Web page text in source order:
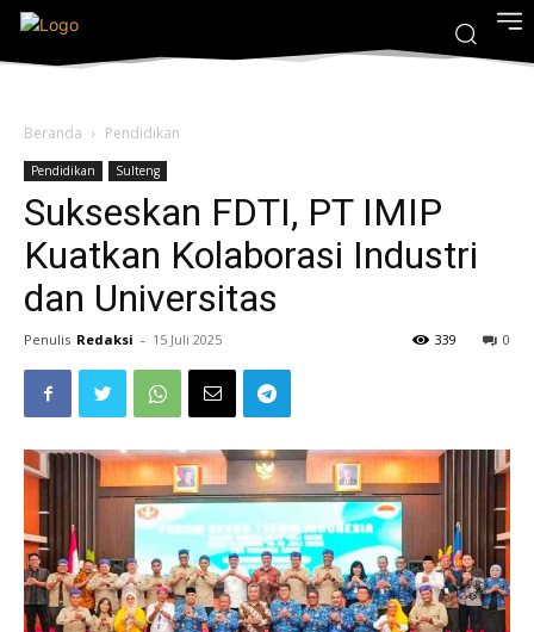
Beranda Pendidikan
Pendidikan Sulteng
Sukseskan FDTI, PT IMIP
Kuatkan Kolaborasi Industri
dan Universitas
Penulis Redaksi - 15 Juli 2025 0
339